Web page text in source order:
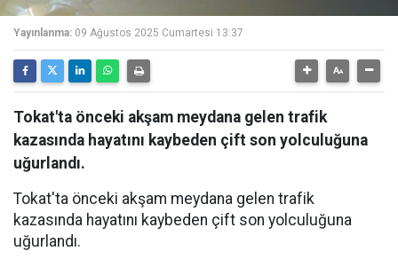
Yayınlanma: 09 Ağustos 2025 Cumartesi 13:37
Tokat'ta önceki akşam meydana gelen trafik
kazasında hayatını kaybeden çift son yolculuğuna
uğurlandı.
Tokat'ta önceki akşam meydana gelen trafik
kazasında hayatını kaybeden çift son yolculuğuna
uğurlandı.